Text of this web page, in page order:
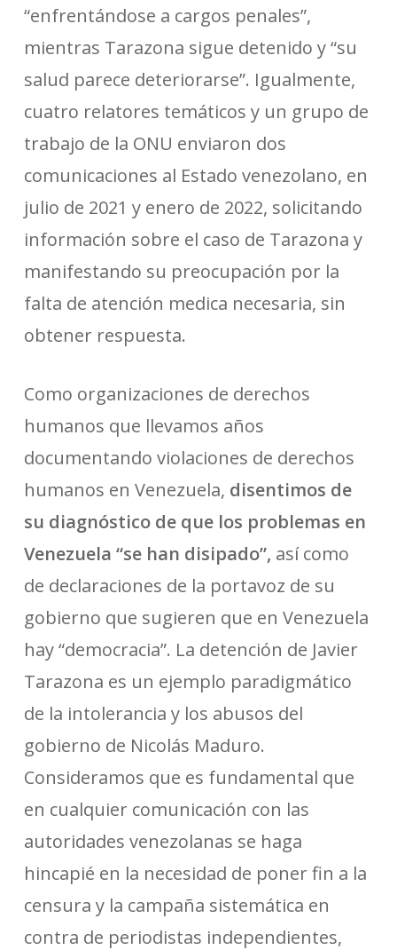
“enfrentándose a cargos penales”,
mientras Tarazona sigue detenido y “su
salud parece deteriorarse”. Igualmente,
cuatro relatores temáticos y un grupo de
trabajo de la ONU enviaron dos
comunicaciones al Estado venezolano, en
julio de 2021 y enero de 2022, solicitando
información sobre el caso de Tarazona y
manifestando su preocupación por la
falta de atención medica necesaria, sin
obtener respuesta.
Como organizaciones de derechos
humanos que llevamos años
documentando violaciones de derechos
humanos en Venezuela, disentimos de
su diagnóstico de que los problemas en
Venezuela “se han disipado”, así como
de declaraciones de la portavoz de su
gobierno que sugieren que en Venezuela
hay “democracia”. La detención de Javier
Tarazona es un ejemplo paradigmático
de la intolerancia y los abusos del
gobierno de Nicolás Maduro.
Consideramos que es fundamental que
en cualquier comunicación con las
autoridades venezolanas se haga
hincapié en la necesidad de poner fin a la
censura y la campaña sistemática en
contra de periodistas independientes,